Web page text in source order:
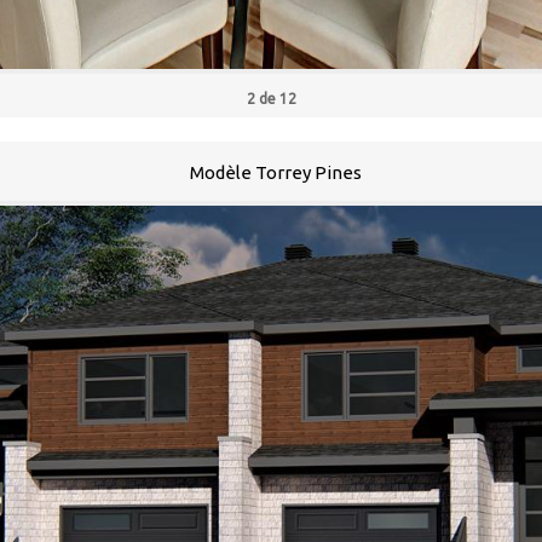
2de 12
Modèle Torrey Pines